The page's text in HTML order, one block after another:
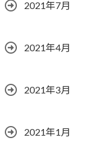
2021年7月
2021年4月
2021年3月
2021年1月